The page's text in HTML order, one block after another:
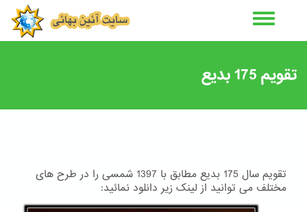
تقویم 175 بدیع
تقویم سال 175 بدیع مطابق با 1397 شمسی را در طرح های
مختلف می توانید از لینک زیر دانلود نمائید: